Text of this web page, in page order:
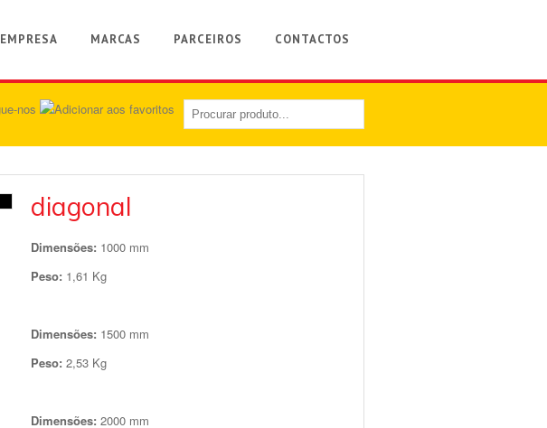
EMPRESA MARCAS PARCEIROS CONTACTOS
diagonal
Dimensões: 1000 mm
Peso: 1,61 Kg
Dimensões: 1500 mm
Peso: 2,53 Kg
Dimensões: 2000 mm